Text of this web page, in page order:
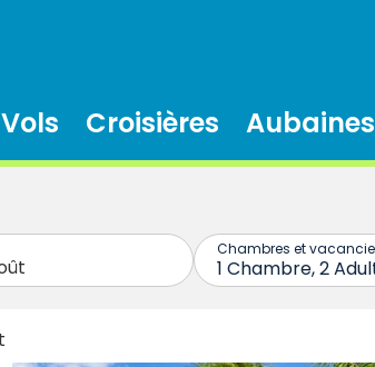
Vols Croisières Aubaines